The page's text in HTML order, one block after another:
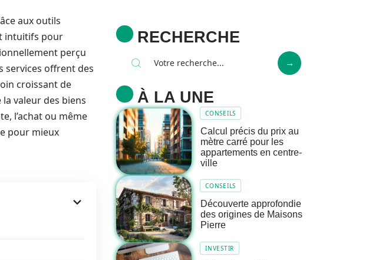
aux outils
intuitifs pour
perçu
services offrent des
croissant de
valeur des biens
l’achat ou même
pour mieux
RECHERCHE
À LA UNE
CONSEILS
Calcul précis du prix au
mètre carré pour les
appartements en centre-
ville
CONSEILS
Découverte approfondie
des origines de Maisons
Pierre
INVESTIR